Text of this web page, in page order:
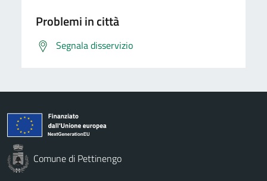
Problemi in città
Segnala disservizio
Comune di Pettinengo